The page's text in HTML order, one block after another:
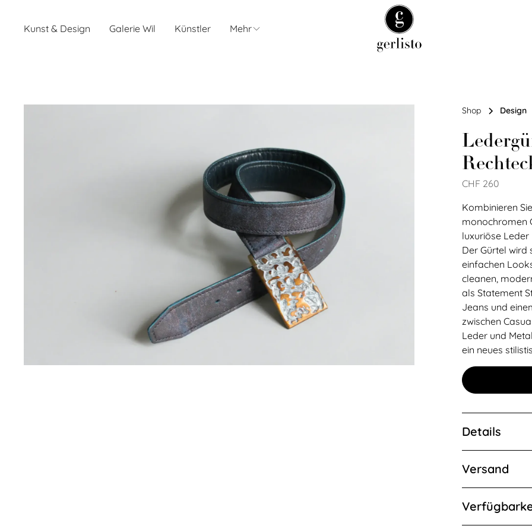
Kunst & Design Galerie Wil Künstler Mehr
Shop Design
CHF 260
Kombinieren
monochromen
luxuriöse
Der Gürtel wird
einfachen
cleanen,
als Statement
Jeans und
zwischen
Leder und
ein neues
Details
Unikat. Die
Metall Technik.
Verfahren
Lederriemen
Riemenlänge
Versand
sicheren und
einem Tracking